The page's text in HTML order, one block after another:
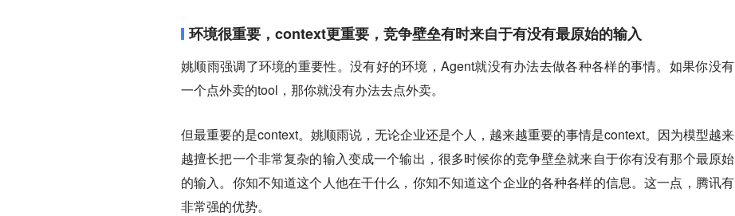
环境很重要，context更重要，竞争壁垒有时来自于有没有最原始的输入
姚顺雨强调了环境的重要性。没有好的环境，Agent就没有办法去做各种各样的事情。如果你没有
一个点外卖的tool，那你就没有办法去点外卖。
但最重要的是context。姚顺雨说，无论企业还是个人，越来越重要的事情是context。因为模型越来
越擅长把一个非常复杂的输入变成一个输出，很多时候你的竞争壁垒就来自于你有没有那个最原始
的输入。你知不知道这个人他在干什么，你知不知道这个企业的各种各样的信息。这一点，腾讯有
非常强的优势。